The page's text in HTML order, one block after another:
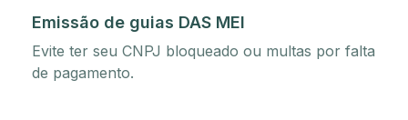
Emissão de guias DAS MEI
Evite ter seu CNPJ bloqueado ou multas por falta
de pagamento.